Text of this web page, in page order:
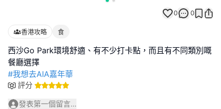
0 0
香港攻略 食
西沙Go Park環境舒適、有不少打卡點，而且有不同類別嘅
#我想去AIA嘉年華
評分
發表第一個留言...